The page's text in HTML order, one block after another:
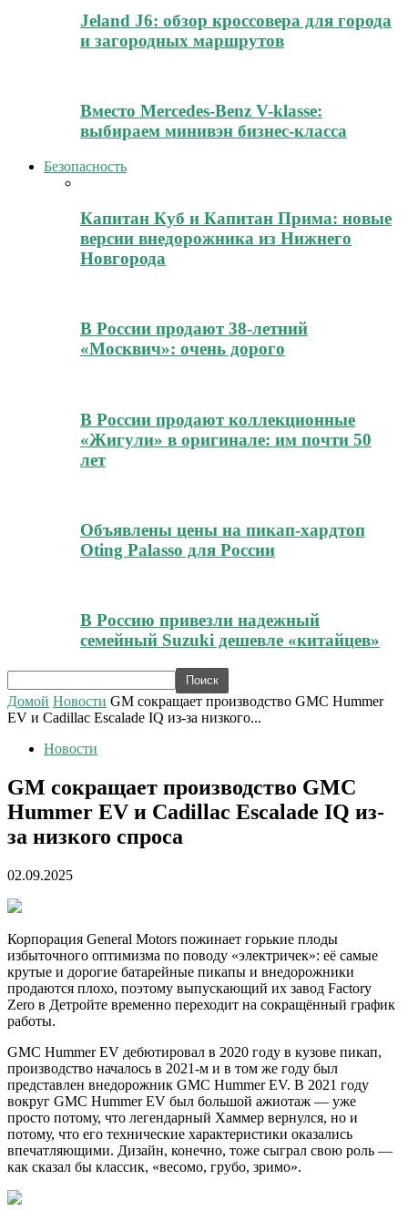
Jeland J6: обзор кроссовера для города
и загородных маршрутов
Вместо Mercedes-Benz V-klasse:
выбираем минивэн бизнес-класса
Безопасность
Капитан Куб и Капитан Прима: новые
версии внедорожника из Нижнего
Новгорода
В России продают 38-летний
«Москвич»: очень дорого
В России продают коллекционные
«Жигули» в оригинале: им почти 50
лет
Объявлены цены на пикап-хардтоп
Oting Palasso для России
В Россию привезли надежный
семейный Suzuki дешевле «китайцев»
Домой Новости GM сокращает производство GMC Hummer
EV и Cadillac Escalade IQ из-за низкого...
Новости
GM сокращает производство GMC
Hummer EV и Cadillac Escalade IQ из-
за низкого спроса
02.09.2025
Корпорация General Motors пожинает горькие плоды
избыточного оптимизма по поводу «электричек»: её самые
крутые и дорогие батарейные пикапы и внедорожники
продаются плохо, поэтому выпускающий их завод Factory
Zero в Детройте временно переходит на сокращённый график
работы.
GMC Hummer EV дебютировал в 2020 году в кузове пикап,
производство началось в 2021-м и в том же году был
представлен внедорожник GMC Hummer EV. В 2021 году
вокруг GMC Hummer EV был большой ажиотаж — уже
просто потому, что легендарный Хаммер вернулся, но и
потому, что его технические характеристики оказались
впечатляющими. Дизайн, конечно, тоже сыграл свою роль —
как сказал бы классик, «весомо, грубо, зримо».